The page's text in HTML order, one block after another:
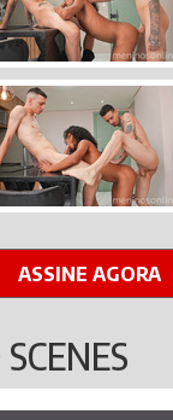
ASSINE AGORA